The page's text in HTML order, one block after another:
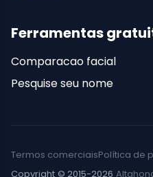
Ferramentas
Comparacao facial
Pesquise seu nome
Copyright © 2015-2026
Termos comerciaisPolítica de